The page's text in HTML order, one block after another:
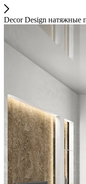
Decor Design натяжные